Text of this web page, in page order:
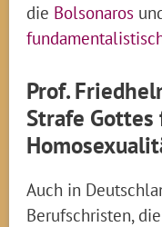
die Bolsonaros
Prof.
Strafe
Auch in
Berufschristen,